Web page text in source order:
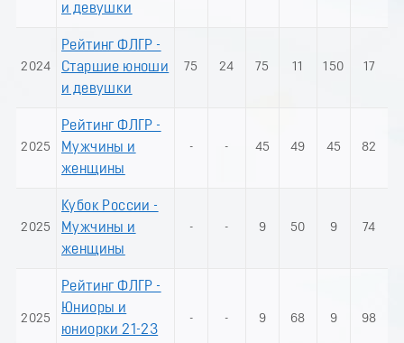
и девушки
2024
Рейтинг ФЛГР -
Старшие юноши
и девушки
75 24 75 11 150 17
2025
Рейтинг ФЛГР -
Мужчины и
женщины
- - 45 49 45 82
2025
Кубок России -
Мужчины и
женщины
- - 9 50 9 74
2025
Рейтинг ФЛГР -
Юниоры и
юниорки 21-23
- - 9 68 9 98